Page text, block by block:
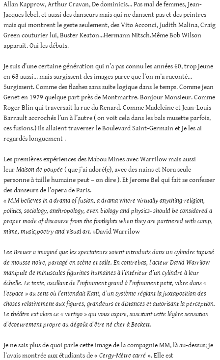
Allan Kapprow, Arthur Cravan, De dominicis… Pas mal de femmes, Jean-
Jacques lebel, et aussi des danseurs mais qui ne dansent pas et des peintres
mais qui montrent le geste seulement, des Vito Acconci, Judith Malina, Craig
Green couturier lui, Buster Keaton…Hermann Nitsch.Même Bob Wilson
apparait. Oui les débuts.
Je suis d’une certaine génération qui n’a pas connu les années 60, trop jeune
en 68 aussi… mais surgissent des images parce que l’on m’a raconté…
Surgissent. Comme des flashes sans suite logique dans le temps. Comme jean
Genet en 1979 quelque part près de Montmartre. Bonjour Monsieur. Comme
Roger Blin qui traversait la rue du Renard. Comme Madeleine et Jean-Louis
Barrault accrochés l’un à l’autre ( on voit cela dans les bals musette parfois,
ces fusions.) Ils allaient traverser le Boulevard Saint-Germain et je les ai
regardés longuement .
Les premières expériences des Mabou Mines avec Warrilow mais aussi
leurMaison de poupée ( que j’ai adoré(e), avec des nains et Nora seule
personne à taille humaine peut – on dire ). Et Jerome Bel qui fait se confesser
des danseurs de l’opera de Paris.
« M.M believes in a drama of fusion, a drama where virtually anything-religion,
politics, sociology, anthropology, even biology and physics- should be considered a
proper mode of discourse from the footlights when they are partnered with camp,
mime, music,poetry and visual art. »David Warrilow
Lee Breuer a imaginé que les spectateurs soient introduits dans un cylindre tapissé
de mousse noire, partagé en scène et salle. En contrebas, l’acteur David Warrilow
manipule de minuscules figurines humaines à l’intérieur d’un cylindre à leur
échelle. Le texte, oscillant de l’infiniment grand à l’infiniment petit, vibre dans «
l’espace » au sens où l’entendait Kant, d’un système réglant la juxtaposition des
choses relativement aux figures, grandeurs et distances et autorisant la perception.
Le théâtre est alors ce « vertigo » qui vous aspire, suscitant cette légère sensation
d’écoeurement propre au dégoût d’être né cher à Beckett.
Je ne sais plus de quoi parle cette image de la compagnie MM, là au-dessus; je
l’avais montrée aux étudiants de « Cergy-Mètre carré ». Elle est